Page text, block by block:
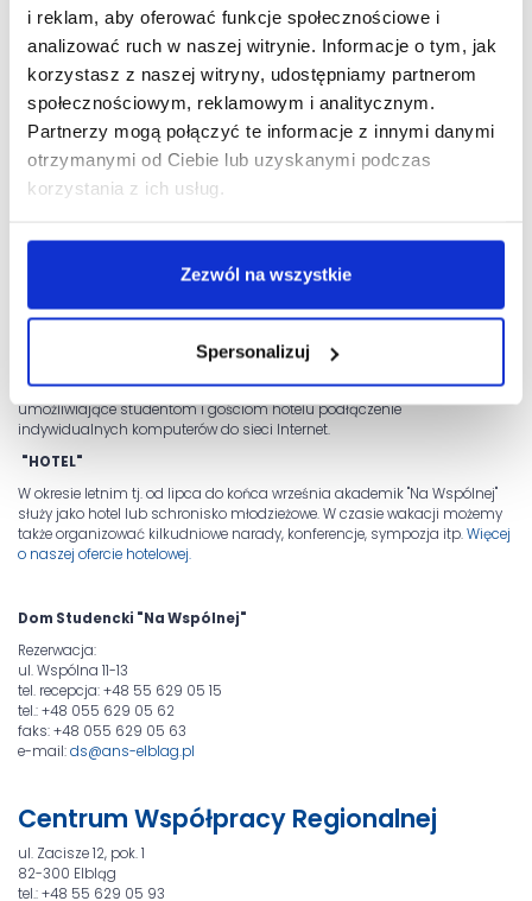
i reklam, aby oferować funkcje społecznościowe i
analizować ruch w naszej witrynie. Informacje o tym, jak
korzystasz z naszej witryny, udostępniamy partnerom
społecznościowym, reklamowym i analitycznym.
Partnerzy mogą połączyć te informacje z innymi danymi
otrzymanymi od Ciebie lub uzyskanymi podczas
korzystania z ich usług.
Zezwól na wszystkie
Spersonalizuj
Akademia Nauk Stosowanych w Elblągu oddaje do dyspozycji
studentów oraz gości Dom Studencki "Na Wspólnej", posiadający
dogodne połączenie komunikacyjne z Uczelnią i z centrum miasta.
Obiekt przystosowany jest dla osób niepełnosprawnych (podjazd,
winda).
NOWOCZESNOŚĆ I WYGODA
Nowoczesne, przestronne i w pełni wyposażone budynki posiadają
miejsca noclegowe dla 198. studentów. Personel domów stara się
zapewnić mieszkańcom bezpieczeństwo przez całą dobę oraz jak
W wolnym od nauki czasie studenci oraz goście mogą korzystać z w
pełni wyposażonych klubów fitness, sauny, sali teatralnej oraz sal
telewizyjno-konferencyjnych.
Każdy z pokoi wyposażony jest w szerokopasmowe łącze internetowe,
umożliwiające studentom i gościom hotelu podłączenie
indywidualnych komputerów do sieci Internet.
"HOTEL"
W okresie letnim tj. od lipca do końca września akademik "Na Wspólnej"
służy jako hotel lub schronisko młodzieżowe. W czasie wakacji możemy
także organizować kilkudniowe narady, konferencje, sympozja itp.Więcej
o naszej ofercie hotelowej.
Dom Studencki "Na Wspólnej"
Rezerwacja:
ul. Wspólna 11-13
tel. recepcja: +48 55 629 05 15
tel.: +48 055 629 05 62
faks: +48 055 629 05 63
e-mail:ds@ans-elblag.pl
Centrum Współpracy Regionalnej
ul. Zacisze 12, pok. 1
82-300 Elbląg
tel.: +48 55 629 05 93